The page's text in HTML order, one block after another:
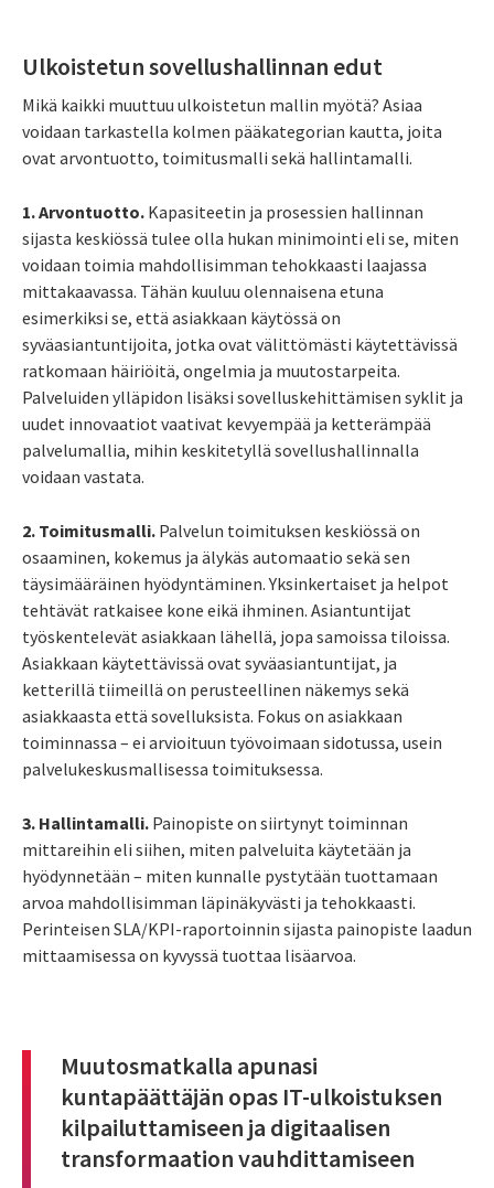
Ulkoistetun sovellushallinnan edut
Mikä kaikki muuttuu ulkoistetun mallin myötä? Asiaa
voidaan tarkastella kolmen pääkategorian kautta, joita
ovat arvontuotto, toimitusmalli sekä hallintamalli.
1. Arvontuotto. Kapasiteetin ja prosessien hallinnan
sijasta keskiössä tulee olla hukan minimointi eli se, miten
voidaan toimia mahdollisimman tehokkaasti laajassa
mittakaavassa. Tähän kuuluu olennaisena etuna
esimerkiksi se, että asiakkaan käytössä on
syväasiantuntijoita, jotka ovat välittömästi käytettävissä
ratkomaan häiriöitä, ongelmia ja muutostarpeita.
Palveluiden ylläpidon lisäksi sovelluskehittämisen syklit ja
uudet innovaatiot vaativat kevyempää ja ketterämpää
palvelumallia, mihin keskitetyllä sovellushallinnalla
voidaan vastata.
2. Toimitusmalli. Palvelun toimituksen keskiössä on
osaaminen, kokemus ja älykäs automaatio sekä sen
täysimääräinen hyödyntäminen. Yksinkertaiset ja helpot
tehtävät ratkaisee kone eikä ihminen. Asiantuntijat
työskentelevät asiakkaan lähellä, jopa samoissa tiloissa.
Asiakkaan käytettävissä ovat syväasiantuntijat, ja
ketterillä tiimeillä on perusteellinen näkemys sekä
asiakkaasta että sovelluksista. Fokus on asiakkaan
toiminnassa – ei arvioituun työvoimaan sidotussa, usein
palvelukeskusmallisessa toimituksessa.
3. Hallintamalli. Painopiste on siirtynyt toiminnan
mittareihin eli siihen, miten palveluita käytetään ja
hyödynnetään – miten kunnalle pystytään tuottamaan
arvoa mahdollisimman läpinäkyvästi ja tehokkaasti.
Perinteisen SLA/KPI-raportoinnin sijasta painopiste laadun
mittaamisessa on kyvyssä tuottaa lisäarvoa.
Muutosmatkalla apunasi
kuntapäättäjän opas IT-ulkoistuksen
kilpailuttamiseen ja digitaalisen
transformaation vauhdittamiseen